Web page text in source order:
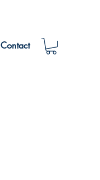
Contact